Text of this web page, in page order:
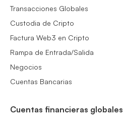
Transacciones Globales
Custodia de Cripto
Factura Web3 en Cripto
Rampa de Entrada/Salida
Negocios
Cuentas Bancarias
Cuentas financieras globales